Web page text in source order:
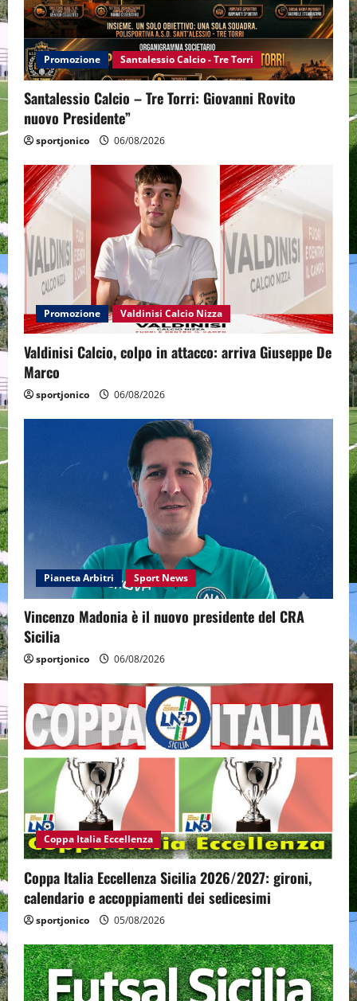
Promozione Santalessio Calcio - Tre Torri
Santalessio Calcio – Tre Torri: Giovanni Rovito
nuovo Presidente”
sportjonico 06/08/2026
Promozione Valdinisi Calcio Nizza
Valdinisi Calcio, colpo in attacco: arriva Giuseppe De
Marco
sportjonico 06/08/2026
Pianeta Arbitri Sport News
Vincenzo Madonia è il nuovo presidente del CRA
Sicilia
sportjonico 06/08/2026
Coppa Italia Eccellenza
Coppa Italia Eccellenza Sicilia 2026/2027: gironi,
calendario e accoppiamenti dei sedicesimi
sportjonico 05/08/2026